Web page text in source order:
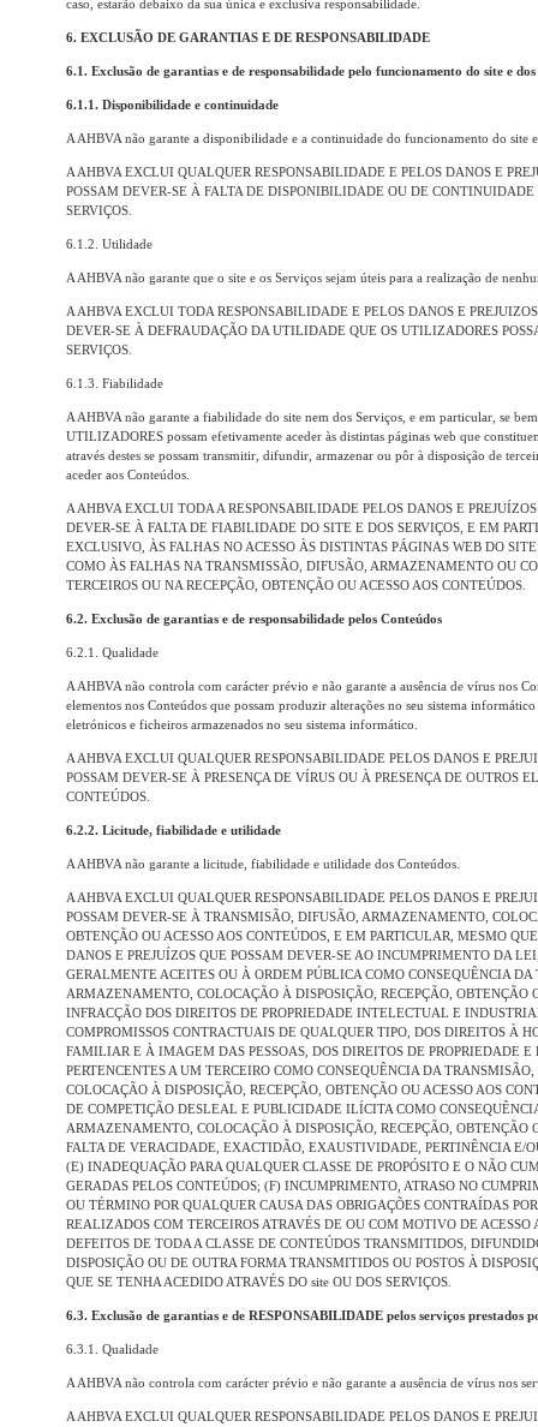
caso, estarão debaixo da sua única e exclusiva responsabilidade.
6. EXCLUSÃO DE GARANTIAS E DE RESPONSABILIDADE
6.1. Exclusão de garantias e de responsabilidade pelo funcionamento do site e dos
6.1.1. Disponibilidade e continuidade
A AHBVA não garante a disponibilidade e a continuidade do funcionamento do site
A AHBVA EXCLUI QUALQUER RESPONSABILIDADE E PELOS DANOS E
POSSAM DEVER-SE À FALTA DE DISPONIBILIDADE OU DE
SERVIÇOS.
6.1.2. Utilidade
A AHBVA não garante que o site e os Serviços sejam úteis para a realização de
A AHBVA EXCLUI TODA RESPONSABILIDADE E PELOS DANOS E
DEVER-SE À DEFRAUDAÇÃO DA UTILIDADE QUE OS UTILIZADORES
SERVIÇOS.
6.1.3. Fiabilidade
A AHBVA não garante a fiabilidade do site nem dos Serviços, e em particular, se
UTILIZADORES possam efetivamente aceder às distintas páginas web que
através destes se possam transmitir, difundir, armazenar ou pôr à disposição de
aceder aos Conteúdos.
A AHBVA EXCLUI TODA A RESPONSABILIDADE PELOS DANOS E
DEVER-SE À FALTA DE FIABILIDADE DO SITE E DOS SERVIÇOS, E EM
EXCLUSIVO, ÀS FALHAS NO ACESSO ÀS DISTINTAS PÁGINAS WEB DO
COMO ÀS FALHAS NA TRANSMISSÃO, DIFUSÃO, ARMAZENAMENTO OU
TERCEIROS OU NA RECEPÇÃO, OBTENÇÃO OU ACESSO AOS CONTEÚDOS.
6.2. Exclusão de garantias e de responsabilidade pelos Conteúdos
6.2.1. Qualidade
A AHBVA não controla com carácter prévio e não garante a ausência de vírus nos
elementos nos Conteúdos que possam produzir alterações no seu sistema
eletrónicos e ficheiros armazenados no seu sistema informático.
A AHBVA EXCLUI QUALQUER RESPONSABILIDADE PELOS DANOS E
POSSAM DEVER-SE À PRESENÇA DE VÍRUS OU À PRESENÇA DE OUTROS
CONTEÚDOS.
6.2.2. Licitude, fiabilidade e utilidade
A AHBVA não garante a licitude, fiabilidade e utilidade dos Conteúdos.
A AHBVA EXCLUI QUALQUER RESPONSABILIDADE PELOS DANOS E
POSSAM DEVER-SE À TRANSMISÃO, DIFUSÃO, ARMAZENAMENTO,
OBTENÇÃO OU ACESSO AOS CONTEÚDOS, E EM PARTICULAR, MESMO
DANOS E PREJUÍZOS QUE POSSAM DEVER-SE AO INCUMPRIMENTO DA
GERALMENTE ACEITES OU À ORDEM PÚBLICA COMO CONSEQUÊNCIA
ARMAZENAMENTO, COLOCAÇÃO À DISPOSIÇÃO, RECEPÇÃO, OBTENÇÃO
INFRACÇÃO DOS DIREITOS DE PROPRIEDADE INTELECTUAL E
COMPROMISSOS CONTRACTUAIS DE QUALQUER TIPO, DOS DIREITOS À
FAMILIAR E À IMAGEM DAS PESSOAS, DOS DIREITOS DE PROPRIEDADE
PERTENCENTES A UM TERCEIRO COMO CONSEQUÊNCIA DA
COLOCAÇÃO À DISPOSIÇÃO, RECEPÇÃO, OBTENÇÃO OU ACESSO AOS
DE COMPETIÇÃO DESLEAL E PUBLICIDADE ILÍCITA COMO
ARMAZENAMENTO, COLOCAÇÃO À DISPOSIÇÃO, RECEPÇÃO, OBTENÇÃO
FALTA DE VERACIDADE, EXACTIDÃO, EXAUSTIVIDADE, PERTINÊNCIA E/
(E) INADEQUAÇÃO PARA QUALQUER CLASSE DE PROPÓSITO E O NÃO
GERADAS PELOS CONTEÚDOS; (F) INCUMPRIMENTO, ATRASO NO
OU TÉRMINO POR QUALQUER CAUSA DAS OBRIGAÇÕES CONTRAÍDAS
REALIZADOS COM TERCEIROS ATRAVÉS DE OU COM MOTIVO DE ACESSO
DEFEITOS DE TODA A CLASSE DE CONTEÚDOS TRANSMITIDOS,
DISPOSIÇÃO OU DE OUTRA FORMA TRANSMITIDOS OU POSTOS À
QUE SE TENHA ACEDIDO ATRAVÉS DO site OU DOS SERVIÇOS.
6.3. Exclusão de garantias e de RESPONSABILIDADE pelos serviços prestados
6.3.1. Qualidade
A AHBVA não controla com carácter prévio e não garante a ausência de vírus nos
A AHBVA EXCLUI QUALQUER RESPONSABILIDADE PELOS DANOS E